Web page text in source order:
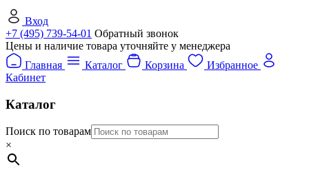
Вход
+7 (495) 739-54-01 Обратный звонок
Цены и наличие товара уточняйте у менеджера
Главная
Каталог Корзина
Избранное
Кабинет
Каталог
Поиск по товарам
×